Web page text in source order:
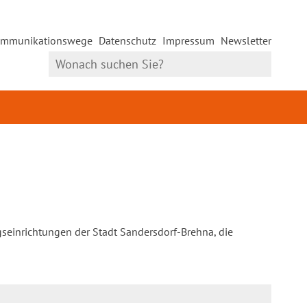
Datenschutz Impressum Newsletter
der Stadt Sandersdorf-Brehna, die